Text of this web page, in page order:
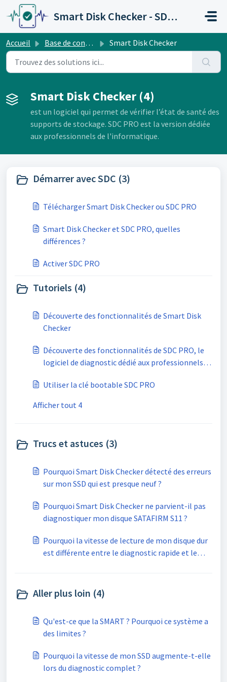
Passer au contenu principal
Smart Disk Checker - SDC PRO
Accueil Base de connaissances Smart Disk Checker
Smart Disk Checker (4)
est un logiciel qui permet de vérifier l’état de santé des
supports de stockage. SDC PRO est la version dédiée
aux professionnels de l'informatique.
Démarrer avec SDC (3)
Télécharger Smart Disk Checker ou SDC PRO
Smart Disk Checker et SDC PRO, quelles
différences ?
Activer SDC PRO
Tutoriels (4)
Découverte des fonctionnalités de Smart Disk
Checker
Découverte des fonctionnalités de SDC PRO, le
logiciel de diagnostic dédié aux professionnels
Utiliser la clé bootable SDC PRO
Afficher tout 4
Trucs et astuces (3)
Pourquoi Smart Disk Checker détecté des erreurs
sur mon SSD qui est presque neuf ?
Pourquoi Smart Disk Checker ne parvient-il pas
diagnostiquer mon disque SATAFIRM S11 ?
Pourquoi la vitesse de lecture de mon disque dur
est différente entre le diagnostic rapide et le
Aller plus loin (4)
Qu'est-ce que la SMART ? Pourquoi ce système a
des limites ?
Pourquoi la vitesse de mon SSD augmente-t-elle
lors du diagnostic complet ?